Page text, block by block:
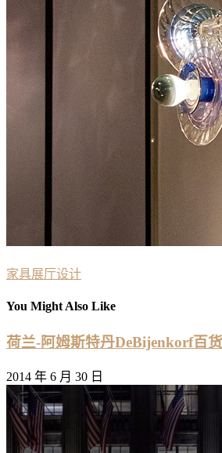
家具展厅设计
You Might Also Like
荷兰-阿姆斯特丹DeBijenkorf百
2014 年 6 月 30 日